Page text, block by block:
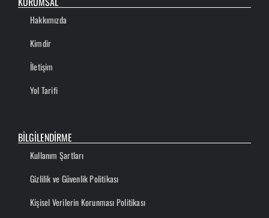
Hakkımızda
Kimdir
İletişim
Yol Tarifi
BİLGİLENDİRME
Kullanım Şartları
Gizlilik ve Güvenlik Politikası
Kişisel Verilerin Korunması Politikası